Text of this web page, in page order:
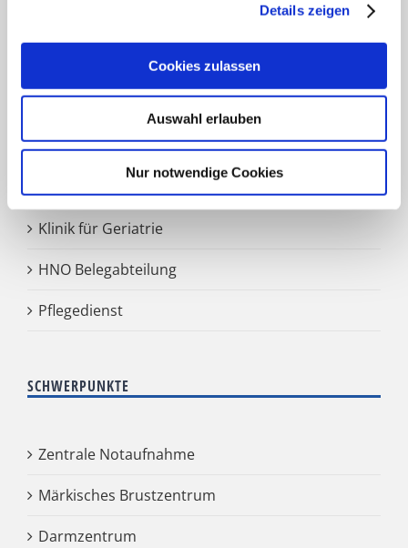
Details zeigen
Cookies zulassen
Auswahl erlauben
Nur notwendige Cookies
Klinik für Innere Medizin Schützenstraße
Klinik für Orthopädie & Unfallchirurgie
Klinik für Plastische und Ästhetische Chirurgie,
Gefäß- und Handchirurgie
Klinik für Geriatrie
HNO Belegabteilung
Pflegedienst
SCHWERPUNKTE
Zentrale Notaufnahme
Märkisches Brustzentrum
Darmzentrum